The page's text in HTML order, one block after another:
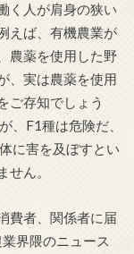
く人が肩身の狭い
えば、有機農業が
農薬を使用した野
、実は農薬を使用
ご存知でしょう
、F1種は危険だ、
に害を及ぼすとい
ん。
費者、関係者に届
界隈のニュース